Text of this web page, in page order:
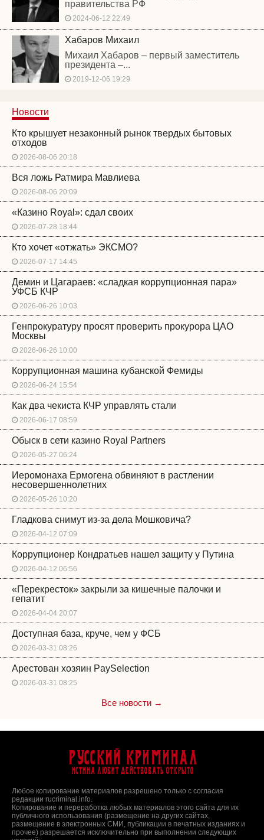
правительства РФ
2024-06-12 22:49
Хабаров Михаил
Михаил Хабаров – первый заместитель
президента –...
2019-12-06 19:29
Новости
Кто крышует незаконный рынок твердых бытовых
отходов
2026-08-06 20:18
Вся ложь Ратмира Мавлиева
2026-08-06 20:09
«Казино Royal»: сдал своих
2026-07-28 18:44
Кто хочет «отжать» ЭКСМО?
2026-07-17 14:45
Демин и Цагараев: «сладкая коррупционная пара»
УФСБ КЧР
2026-06-26 10:03
Генпрокуратуру просят проверить прокурора ЦАО
Москвы
2026-06-26 10:00
Коррупционная машина кубанской Фемиды
2026-06-24 15:54
Как два чекиста КЧР управлять стали
2026-06-17 08:59
Обыск в сети казино Royal Partners
2026-05-27 06:24
Иеромонаха Ермогена обвиняют в растлении
несовершеннолетних
2026-05-26 10:20
Гладкова снимут из-за дела Мошковича?
2026-04-12 07:09
Коррупционер Кондратьев нашел защиту у Путина
2026-04-12 06:56
«Перекресток» закрыли за кишечные палочки и
гепатит
2026-04-04 20:07
Доступная база, круче, чем у ФСБ
2026-03-31 08:26
Арестован хозяин PaySelection
2026-03-31 08:25
Все новости →
Русский Криминал
Истина любит действовать открыто
Любое копирование материалов разрешено только с согласия
редакции rucriminal.info.
Копирование и переработка любых материалов этого сайта для их
публичного использования (размещение на других сайтах,
размещение в электронных СМИ, публикации в печатных изданиях и
прочее) разрешается исключительно при выполнении следующих